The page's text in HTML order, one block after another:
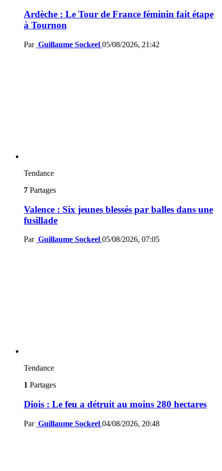
Ardèche : Le Tour de France féminin fait étape
à Tournon
Par Guillaume Sockeel 05/08/2026, 21:42
Tendance
7 Partages
Valence : Six jeunes blessés par balles dans une
fusillade
Par Guillaume Sockeel 05/08/2026, 07:05
Tendance
1 Partages
Diois : Le feu a détruit au moins 280 hectares
Par Guillaume Sockeel 04/08/2026, 20:48